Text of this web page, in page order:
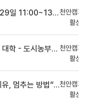
생명사랑캠페인 행사 안내 (4월 29일 11:00~13:30 / 학생회관 3층 광장)천안캠퍼
활상
스트레스 관리 집단상담 “마인드 대학 - 도시농부” 집단상담 참여자 모집 안내 (마일리지 90점 지급!) 천안캠퍼
활상
중독 예방 집단상담 “빠져드는 이유, 멈추는 방법” 참여자 모집 안내 (마일리지 80점 지급!)천안캠퍼
활상